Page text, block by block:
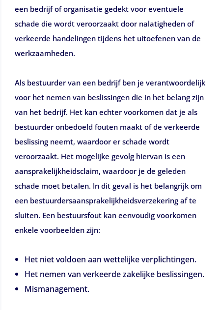
een bedrijf of organisatie gedekt voor eventuele
schade die wordt veroorzaakt door nalatigheden of
verkeerde handelingen tijdens het uitoefenen van de
werkzaamheden.
Als bestuurder van een bedrijf ben je verantwoordelijk
voor het nemen van beslissingen die in het belang zijn
van het bedrijf. Het kan echter voorkomen dat je als
bestuurder onbedoeld fouten maakt of de verkeerde
beslissing neemt, waardoor er schade wordt
veroorzaakt. Het mogelijke gevolg hiervan is een
aansprakelijkheidsclaim, waardoor je de geleden
schade moet betalen. In dit geval is het belangrijk om
een bestuurdersaansprakelijkheidsverzekering af te
sluiten. Een bestuursfout kan eenvoudig voorkomen
enkele voorbeelden zijn:
Het niet voldoen aan wettelijke verplichtingen.
Het nemen van verkeerde zakelijke beslissingen.
Mismanagement.